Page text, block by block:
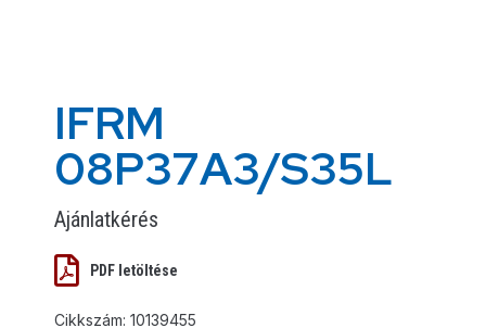
IFRM
08P37A3/S35L
Ajánlatkérés
PDF letöltése
Cikkszám: 10139455